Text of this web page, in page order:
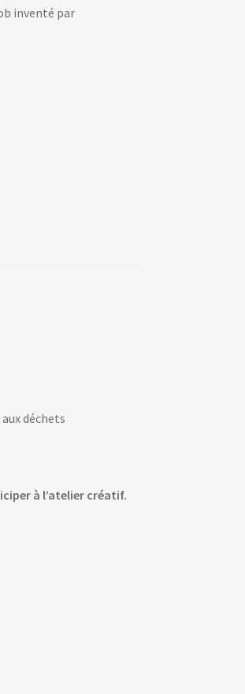
inventé par
déchets
à l’atelier créatif.